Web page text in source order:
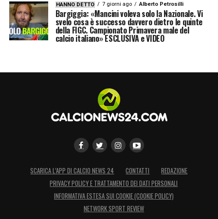
HANNO DETTO 7 giorni ago Alberto Petrosilli
Bargiggia: «Mancini voleva solo la Nazionale. Vi
svelo cosa è successo davvero dietro le quinte
della FIGC. Campionato Primavera male del
calcio italiano» ESCLUSIVA e VIDEO
SCARICA L’APP DI CALCIO NEWS 24 CONTATTI
REDAZIONE
PRIVACY POLICY E TRATTAMENTO DEI DATI PERSONALI
INFORMATIVA ESTESA SUI COOKIE (COOKIE POLICY)
NETWORK SPORT REVIEW